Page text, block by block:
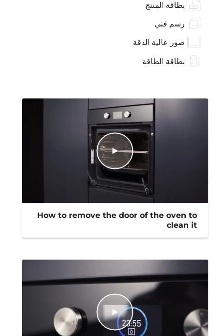
بطاقة المنتج
رسم فني
صور عالية الدقة
بطاقة الطاقة
How to remove the door of the oven to
clean it